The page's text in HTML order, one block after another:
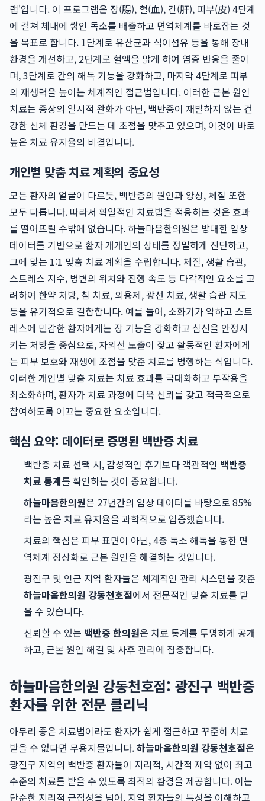
램'입니다. 이 프로그램은 장(腸), 혈(血), 간(肝), 피부(皮) 4단계
에 걸쳐 체내에 쌓인 독소를 배출하고 면역체계를 바로잡는 것
을 목표로 합니다. 1단계로 유산균과 식이섬유 등을 통해 장내
환경을 개선하고, 2단계로 혈액을 맑게 하여 염증 반응을 줄이
며, 3단계로 간의 해독 기능을 강화하고, 마지막 4단계로 피부
의 재생력을 높이는 체계적인 접근법입니다. 이러한 근본 원인
치료는 증상의 일시적 완화가 아닌, 백반증이 재발하지 않는 건
강한 신체 환경을 만드는 데 초점을 맞추고 있으며, 이것이 바로
높은 치료 유지율의 비결입니다.
개인별 맞춤 치료 계획의 중요성
모든 환자의 얼굴이 다르듯, 백반증의 원인과 양상, 체질 또한
모두 다릅니다. 따라서 획일적인 치료법을 적용하는 것은 효과
를 떨어뜨릴 수밖에 없습니다. 하늘마음한의원은 방대한 임상
데이터를 기반으로 환자 개개인의 상태를 정밀하게 진단하고,
그에 맞는 1:1 맞춤 치료 계획을 수립합니다. 체질, 생활 습관,
스트레스 지수, 병변의 위치와 진행 속도 등 다각적인 요소를 고
려하여 한약 처방, 침 치료, 외용제, 광선 치료, 생활 습관 지도
등을 유기적으로 결합합니다. 예를 들어, 소화기가 약하고 스트
레스에 민감한 환자에게는 장 기능을 강화하고 심신을 안정시
키는 처방을 중심으로, 자외선 노출이 잦고 활동적인 환자에게
는 피부 보호와 재생에 초점을 맞춘 치료를 병행하는 식입니다.
이러한 개인별 맞춤 치료는 치료 효과를 극대화하고 부작용을
최소화하며, 환자가 치료 과정에 더욱 신뢰를 갖고 적극적으로
참여하도록 이끄는 중요한 요소입니다.
핵심 요약: 데이터로 증명된 백반증 치료
백반증 치료 선택 시, 감성적인 후기보다 객관적인 백반증
치료 통계를 확인하는 것이 중요합니다.
하늘마음한의원은 27년간의 임상 데이터를 바탕으로 85%
라는 높은 치료 유지율을 과학적으로 입증했습니다.
치료의 핵심은 피부 표면이 아닌, 4중 독소 해독을 통한 면
역체계 정상화로 근본 원인을 해결하는 것입니다.
광진구 및 인근 지역 환자들은 체계적인 관리 시스템을 갖춘
하늘마음한의원 강동천호점에서 전문적인 맞춤 치료를 받
을 수 있습니다.
신뢰할 수 있는 백반증 한의원은 치료 통계를 투명하게 공개
하고, 근본 원인 해결 및 사후 관리에 집중합니다.
하늘마음한의원 강동천호점: 광진구 백반증
환자를 위한 전문 클리닉
아무리 좋은 치료법이라도 환자가 쉽게 접근하고 꾸준히 치료
받을 수 없다면 무용지물입니다.하늘마음한의원 강동천호점은
광진구 지역의 백반증 환자들이 지리적, 시간적 제약 없이 최고
수준의 치료를 받을 수 있도록 최적의 환경을 제공합니다. 이는
단순한 지리적 근접성을 넘어, 지역 환자들의 특성을 이해하고